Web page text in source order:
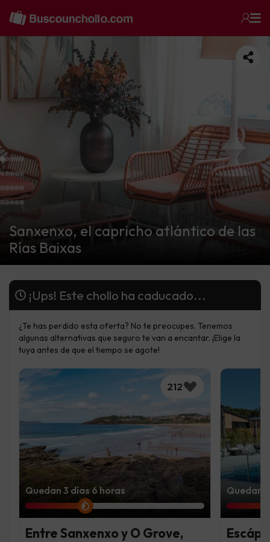
Sanxenxo, el capricho atlántico de las
Rías Baixas
¡Ups! Este chollo ha caducado...
¿Te has perdido esta oferta? No te preocupes. Tenemos
algunas alternativas que seguro te van a encantar. ¡Elige la
tuya antes de que el tiempo se agote!
212
Quedan 3 días 6 horas
Entre Sanxenxo y O Grove,
Quedan